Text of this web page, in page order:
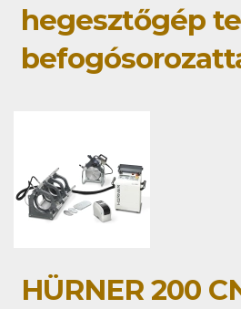
hegesztőgép
HÜRNER 200